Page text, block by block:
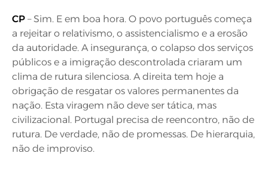
CP – Sim. E em boa hora. O povo português começa
a rejeitar o relativismo, o assistencialismo e a erosão
da autoridade. A insegurança, o colapso dos serviços
públicos e a imigração descontrolada criaram um
clima de rutura silenciosa. A direita tem hoje a
obrigação de resgatar os valores permanentes da
nação. Esta viragem não deve ser tática, mas
civilizacional. Portugal precisa de reencontro, não de
rutura. De verdade, não de promessas. De hierarquia,
não de improviso.